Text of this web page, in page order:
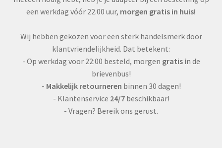
een werkdag vóór 22.00 uur, morgen gratis in huis!
Wij hebben gekozen voor een sterk handelsmerk door
klantvriendelijkheid. Dat betekent:
- Op werkdag voor 22:00 besteld, morgen gratisin de
brievenbus!
- Makkelijk retourneren binnen 30 dagen!
- Klantenservice 24/7beschikbaar!
- Vragen? Bereik ons gerust.